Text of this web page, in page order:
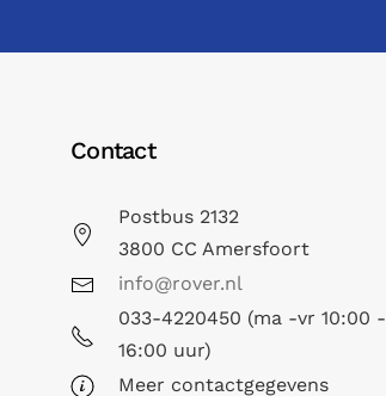
Contact
Postbus 2132
3800 CC Amersfoort
info@rover.nl
033-4220450 (ma -vr 10:00 -
16:00 uur)
Meer contactgegevens